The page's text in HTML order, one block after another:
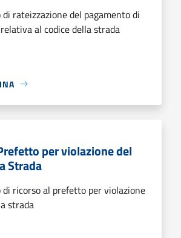
rateizzazione del pagamento di
al codice della strada
per violazione del
Strada
di ricorso al prefetto per violazione
strada